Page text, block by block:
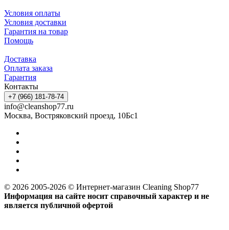
Условия оплаты
Условия доставки
Гарантия на товар
Помощь
Доставка
Оплата заказа
Гарантия
Контакты
+7 (966) 181-78-74
info@cleanshop77.ru
Москва, Востряковский проезд, 10Бс1
© 2026 2005-2026 © Интернет-магазин Cleaning Shop77
Информация на сайте носит справочный характер и не
является публичной офертой